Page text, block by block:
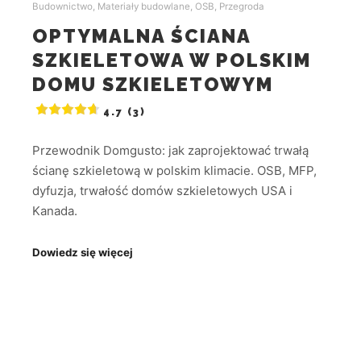
Budownictwo, Materiały budowlane, OSB, Przegroda
OPTYMALNA ŚCIANA
SZKIELETOWA W POLSKIM
DOMU SZKIELETOWYM
4.7 (3)
Przewodnik Domgusto: jak zaprojektować trwałą
ścianę szkieletową w polskim klimacie. OSB, MFP,
dyfuzja, trwałość domów szkieletowych USA i
Kanada.
Dowiedz się więcej